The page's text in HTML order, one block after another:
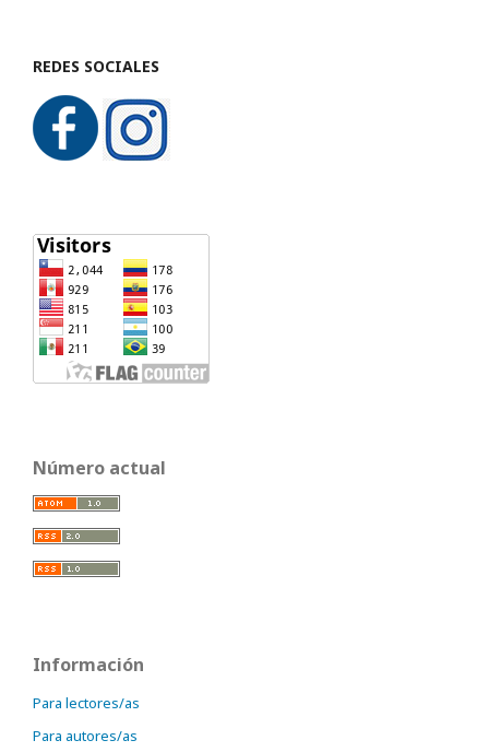
REDES SOCIALES
Número actual
Información
Para lectores/as
Para autores/as